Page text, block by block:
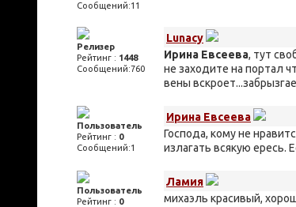
Сообщений:11
Релизер
Рейтинг : 1448
Сообщений:760
Lunacy
Ирина Евсеева, тут
не заходите на портал
вены
Пользователь
Рейтинг : 0
Сообщений:1
Ирина Евсеева
Господа, кому не
излагать всякую ересь.
Пользователь
Рейтинг : 0
Ламия
михаэль красивый,